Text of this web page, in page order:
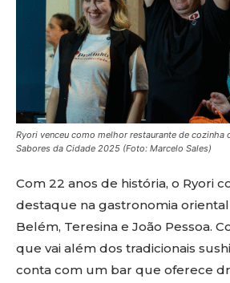
Ryori venceu como melhor restaurante de cozinha
Sabores da Cidade 2025 (Foto: Marcelo Sales)
Com 22 anos de história, o Ryori
destaque na gastronomia
Belém, Teresina e João Pessoa.
que vai além dos tradicionais
conta com um bar que oferece